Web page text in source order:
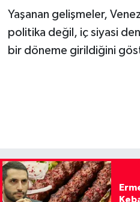
Yaşanan gelişmeler,
politika değil, iç siyasi
bir döneme girildiğini